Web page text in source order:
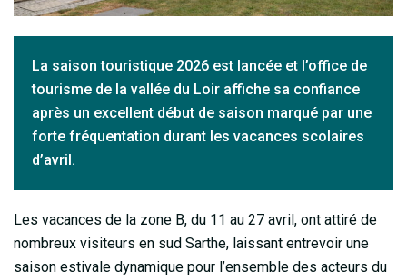
La saison touristique 2026 est lancée et l’office de
tourisme de la vallée du Loir affiche sa confiance
après un excellent début de saison marqué par une
forte fréquentation durant les vacances scolaires
d’avril.
Les vacances de la zone B, du 11 au 27 avril, ont attiré de
nombreux visiteurs en sud Sarthe, laissant entrevoir une
saison estivale dynamique pour l’ensemble des acteurs du